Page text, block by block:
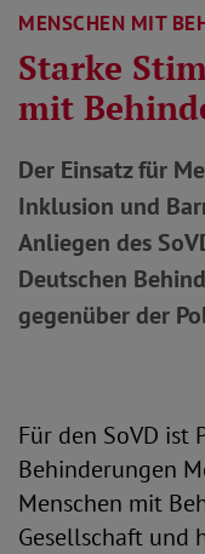
MENSCHEN MIT
Starke
mit
Der Einsatz für
Inklusion und
Anliegen des
Deutschen
gegenüber der
Für den SoVD ist
Behinderungen
Menschen mit
Gesellschaft und